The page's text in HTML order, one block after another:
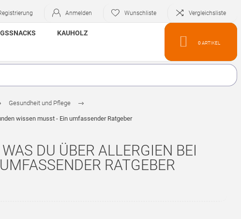
Anmelden Wunschliste Vergleichsliste
KAUHOLZ
0 ARTIKEL
Gesundheit und Pflege
wissen musst - Ein umfassender Ratgeber
DU ÜBER ALLERGIEN BEI
RATGEBER